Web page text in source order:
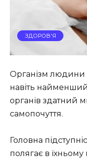
ЗДОРОВ'Я
Організм людини
навіть найменший
органів здатний
самопочуття.
Головна
полягає в